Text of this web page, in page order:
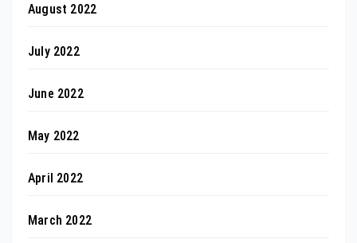
August 2022
July 2022
June 2022
May 2022
April 2022
March 2022